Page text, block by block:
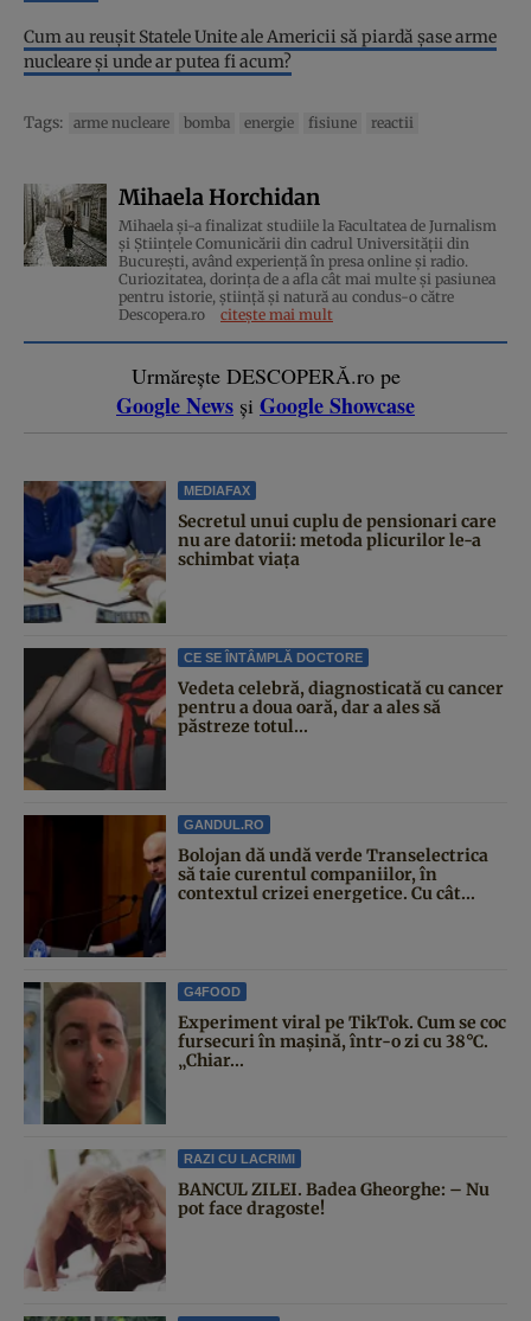
Cum au reușit Statele Unite ale Americii să piardă șase arme
nucleare și unde ar putea fi acum?
Tags: arme nucleare bomba energie fisiune reactii
Mihaela Horchidan
Mihaela și-a finalizat studiile la Facultatea de Jurnalism
și Științele Comunicării din cadrul Universității din
București, având experiență în presa online și radio.
Curiozitatea, dorința de a afla cât mai multe și pasiunea
pentru istorie, ştiinţă şi natură au condus-o către
Descopera.ro
citește mai mult
Urmărește DESCOPERĂ.ro pe
Google News și Google Showcase
MEDIAFAX
Secretul unui cuplu de pensionari care
nu are datorii: metoda plicurilor le-a
schimbat viața
CE SE ÎNTÂMPLĂ DOCTORE
Vedeta celebră, diagnosticată cu cancer
pentru a doua oară, dar a ales să
păstreze totul...
GANDUL.RO
Bolojan dă undă verde Transelectrica
să taie curentul companiilor, în
contextul crizei energetice. Cu cât...
G4FOOD
Experiment viral pe TikTok. Cum se coc
fursecuri în mașină, într-o zi cu 38°C.
„Chiar...
RAZI CU LACRIMI
BANCUL ZILEI. Badea Gheorghe: – Nu
pot face dragoste!